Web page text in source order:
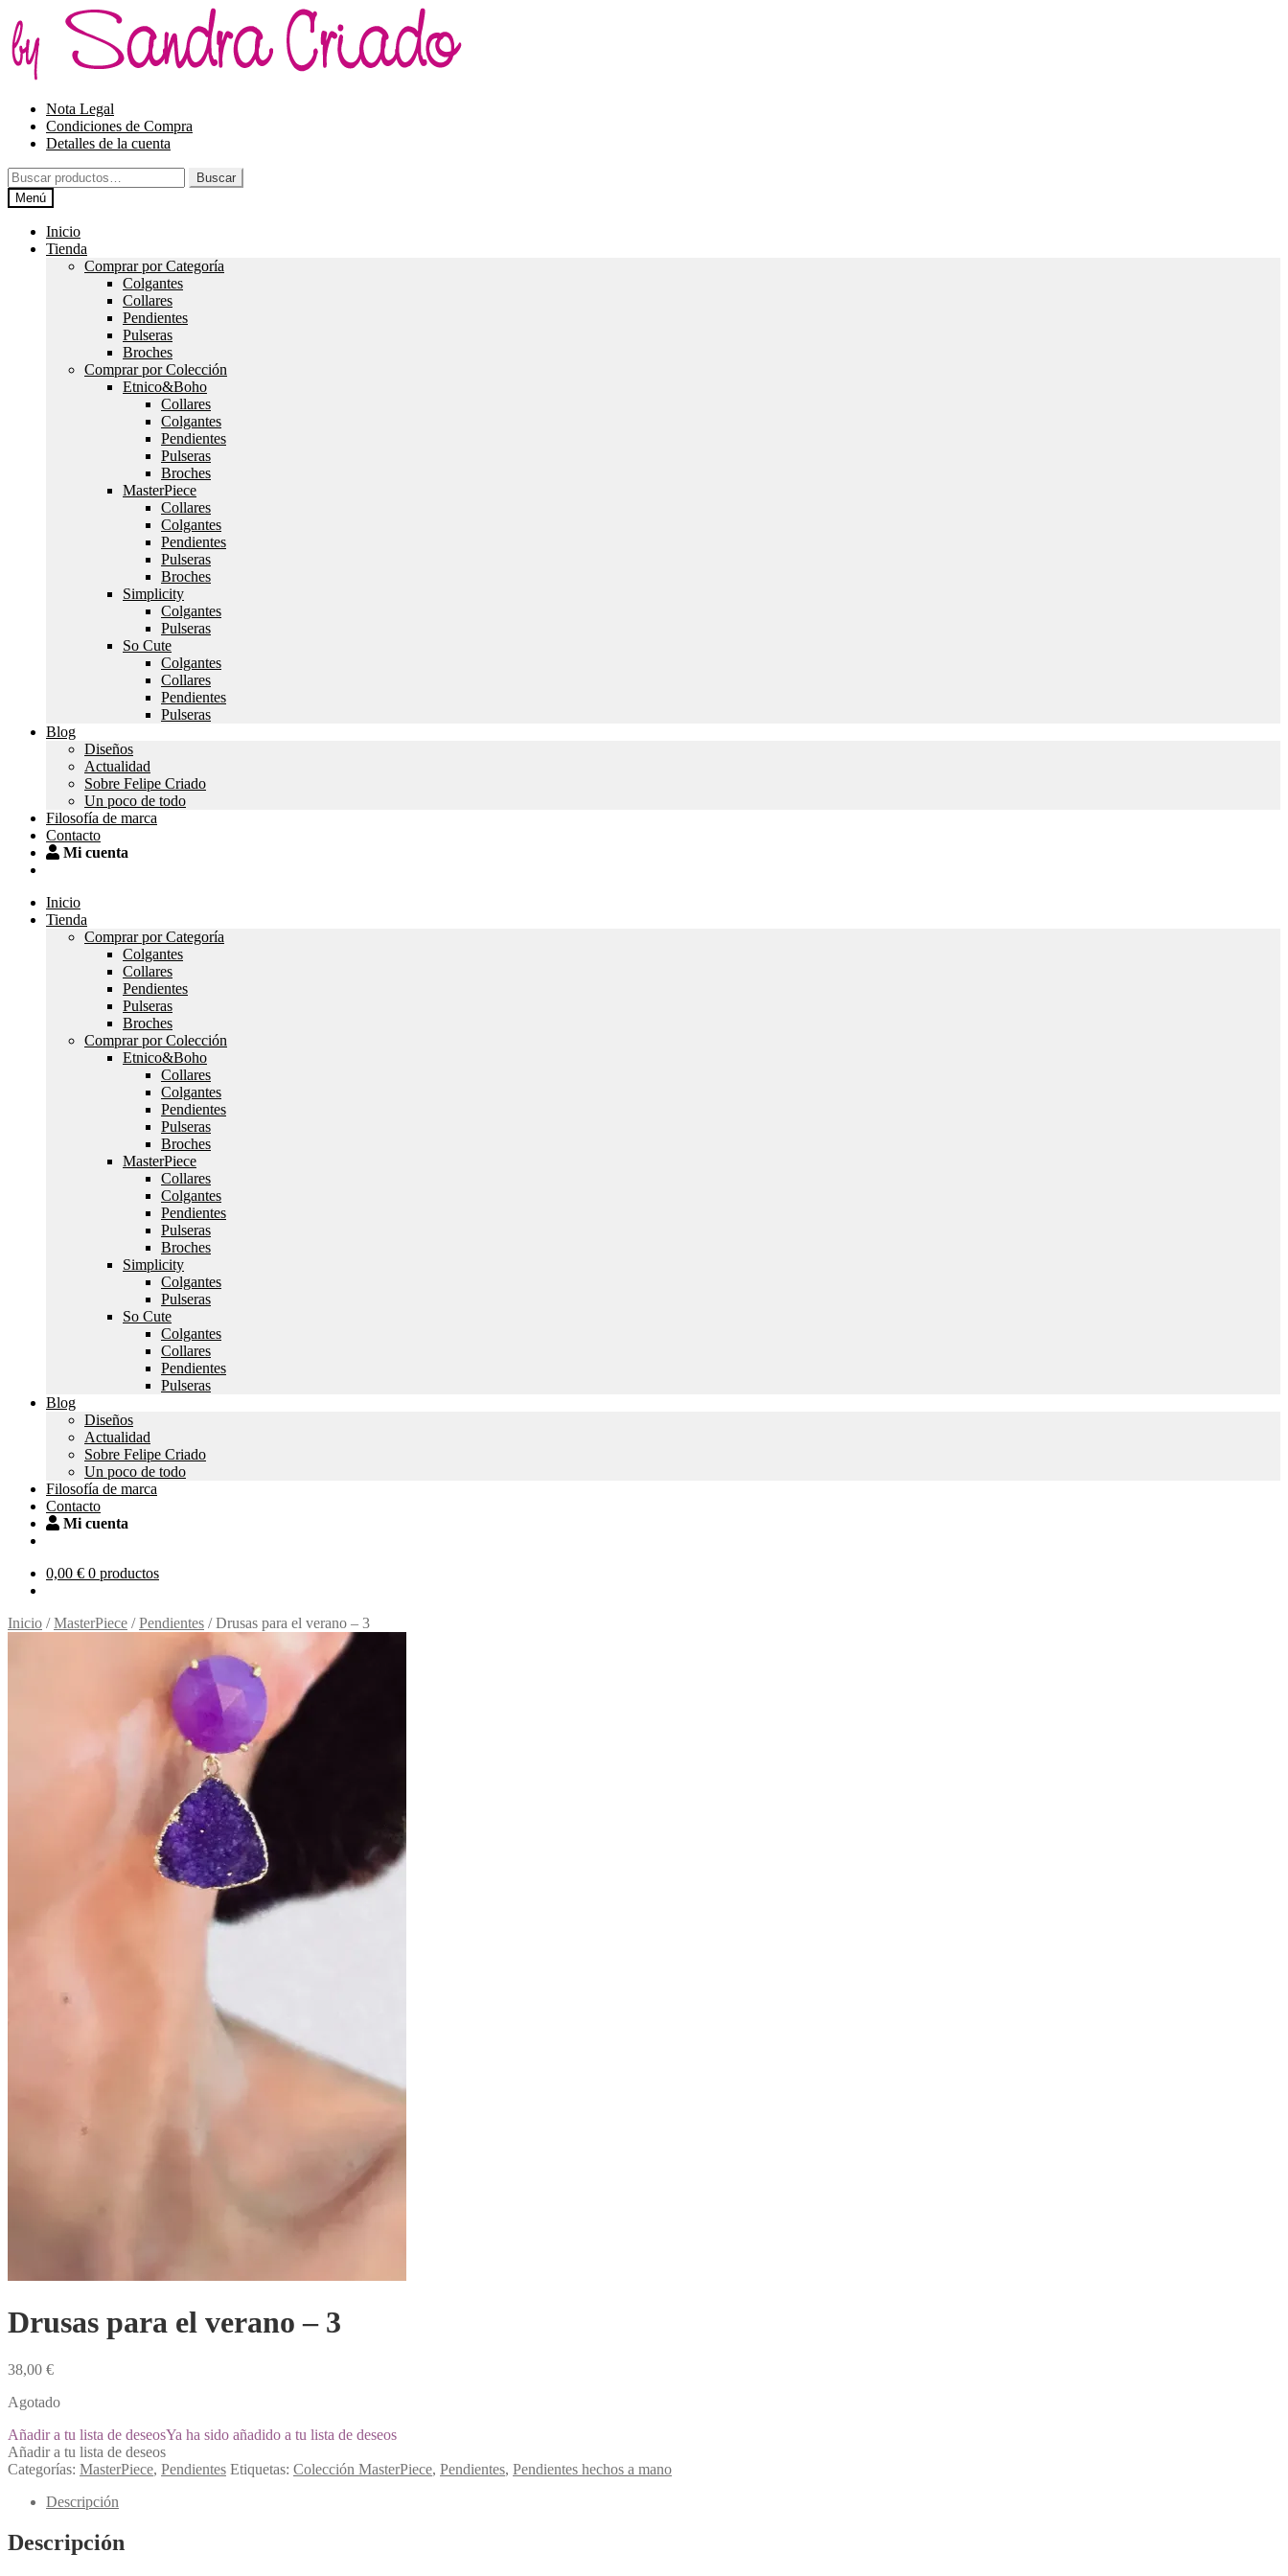
la
navegación
al
contenido
Nota Legal
Condiciones de Compra
Detalles de la cuenta
Buscar
por:
Buscar
Menú
Inicio
Tienda
Comprar por Categoría
Colgantes
Collares
Pendientes
Pulseras
Broches
Comprar por Colección
Etnico&Boho
Collares
Colgantes
Pendientes
Pulseras
Broches
MasterPiece
Collares
Colgantes
Pendientes
Pulseras
Broches
Simplicity
Colgantes
Pulseras
So Cute
Colgantes
Collares
Pendientes
Pulseras
Blog
Diseños
Actualidad
Sobre Felipe Criado
Un poco de todo
Filosofía de marca
Contacto
Mi cuenta
Inicio
Tienda
Comprar por Categoría
Colgantes
Collares
Pendientes
Pulseras
Broches
Comprar por Colección
Etnico&Boho
Collares
Colgantes
Pendientes
Pulseras
Broches
MasterPiece
Collares
Colgantes
Pendientes
Pulseras
Broches
Simplicity
Colgantes
Pulseras
So Cute
Colgantes
Collares
Pendientes
Pulseras
Blog
Diseños
Actualidad
Sobre Felipe Criado
Un poco de todo
Filosofía de marca
Contacto
Mi cuenta
0,00 € 0 productos
Inicio /MasterPiece /Pendientes /Drusas para el verano – 3
Drusas para el verano – 3
38,00 €
Agotado
Añadir a tu lista de deseosYa ha sido añadido a tu lista de deseos
Añadir a tu lista de deseos
Categorías: MasterPiece, Pendientes Etiquetas: Colección MasterPiece, Pendientes, Pendientes hechos a mano
Descripción
Descripción